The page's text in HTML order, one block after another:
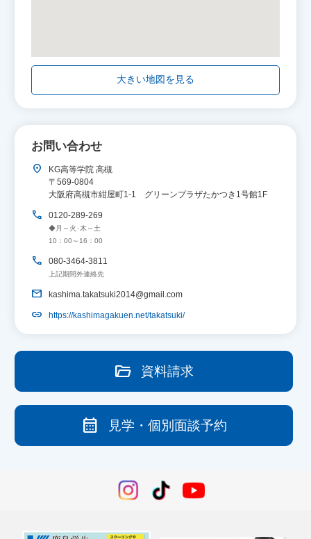
大きい地図を見る
お問い合わせ
location_on
KG高等学院 高槻
〒569-0804
大阪府高槻市紺屋町1-1 グリーンプラザたかつき1号館1F
call 0120-289-269
◆月～火･木～土
10：00～16：00
call 080-3464-3811
上記期間外連絡先
email kashima.takatsuki2014@gmail.com
link https://kashimagakuen.net/takatsuki/
folder_open 資料請求
calendar_month 見学・個別面談予約